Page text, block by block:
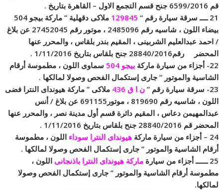
قم 6599/2016 جنح قسم التجمع الاول – القاهرة بتاريخ .
21 ــــ سرقة سيارة رقم “
ملاكى دقهلية ” ماركة بيجو 504
بيضاء اللون ، شاسيه رقم 2485096 ، موتور رقم 27452045 عن بلاغ
/ احمد عبدالعليم الشربينى ، المقيم بندر بلقاس ، والمحرر عنها
المحضر رقم28840/2016 جنح بلقاس بتاريخ 1/11/2016 .
22- أجزاء من سيارة ماركة
بيجو 504
سماوى اللون ، مطموسة أرقام
الشاسية والموتور ” جارى إستكمال الفحص وصولا لمالكها .
23- سرقة سيارة رقم ”
ن ا ق 436
ملاكى ” ماركة هيونداى النترا فضى
اللون ، شاسيه رقم 819690 ، موتور691155 عن بلاغ / أنس
عبدالمهيمن دعاس ، المقيم دائرة قسم أول مدينة نصر ، والمحرر عنها
المحضر قم 28840/2016 جنح بلقاس بتاريخ 1/11/2016 .
24 – أجزاء من سيارة ماركة
هيونداى النترا سوداء اللون ، مطموسة
أرقام الشاسية والموتور ” جارى إستكمال الفحص وصولا لمالكها .
25 ــــــ أجزاء من سيارة
ماركة هيونداى النترا باذنجانى اللون ،
مطموسة أرقام الشاسية والموتور ” جارى إستكمال الفحص وصولا
لمالكها.